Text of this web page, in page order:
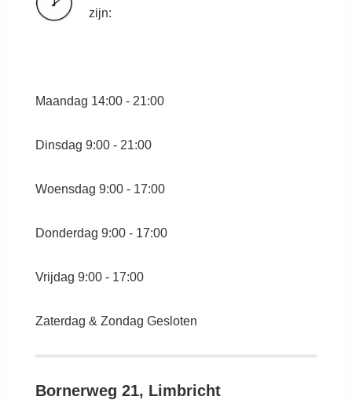
zijn:
Maandag 14:00 - 21:00
Dinsdag 9:00 - 21:00
Woensdag 9:00 - 17:00
Donderdag 9:00 - 17:00
Vrijdag 9:00 - 17:00
Zaterdag & Zondag Gesloten
Bornerweg 21, Limbricht